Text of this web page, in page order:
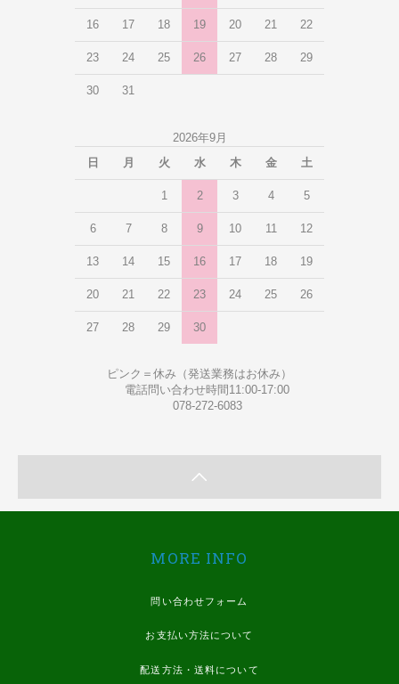
16 17 18 19 20 21 22
23 24 25 26 27 28 29
30 31
2026年9月
日
月 火 水 木 金 土
1 2 3 4 5
6 7 8 9 10 11 12
13 14 15 16 17 18 19
20 21 22 23 24 25 26
27 28 29 30
ピンク＝休み（発送業務はお休み）
電話問い合わせ時間11:00-17:00
078-272-6083
MORE INFO
問い合わせフォーム
お支払い方法について
配送方法・送料について